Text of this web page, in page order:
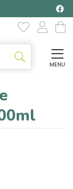
MENU